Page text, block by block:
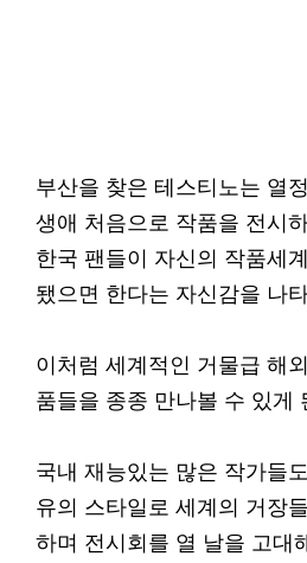
부산을 찾은 테스티노는 열
생애 처음으로 작품을 전시
한국 팬들이 자신의 작품세
됐으면 한다는 자신감을 나
이처럼 세계적인 거물급 해
품들을 종종 만나볼 수 있게
국내 재능있는 많은 작가들
유의 스타일로 세계의 거장
하며 전시회를 열 날을 고대